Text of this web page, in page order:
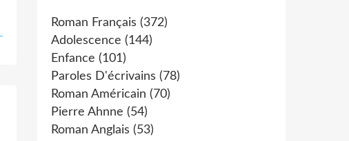
Roman Français (372)
Adolescence (144)
Enfance (101)
Paroles D'écrivains (78)
Roman Américain (70)
Pierre Ahnne (54)
Roman Anglais (53)